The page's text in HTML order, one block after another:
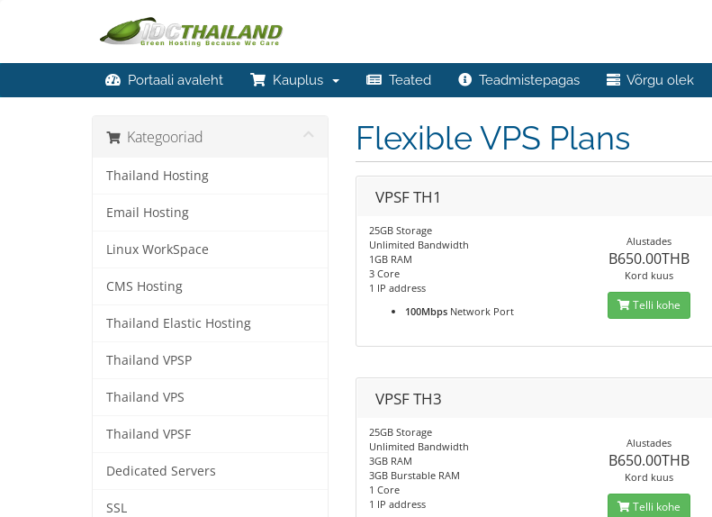
Portaali avaleht Kauplus Teated Teadmistepagas Võrgu olek
Kategooriad
Thailand Hosting
Email Hosting
Linux WorkSpace
CMS Hosting
Thailand Elastic Hosting
Thailand VPSP
Thailand VPS
Thailand VPSF
Dedicated Servers
SSL
Flexible VPS Plans
VPSF TH1
25GB Storage
Unlimited Bandwidth
1GB RAM
3 Core
1 IP address
100MbpsNetwork Port
Alustades
B650.00THB
Kord kuus
Telli kohe
VPSF TH3
25GB Storage
Unlimited Bandwidth
3GB RAM
3GB Burstable RAM
1 Core
1 IP address
Alustades
B650.00THB
Kord kuus
Telli kohe